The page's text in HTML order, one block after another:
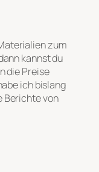
zum
kannst du
die Preise
ich bislang
Berichte von